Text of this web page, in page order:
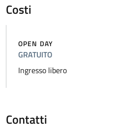
Costi
OPEN DAY
GRATUITO
Ingresso libero
Contatti